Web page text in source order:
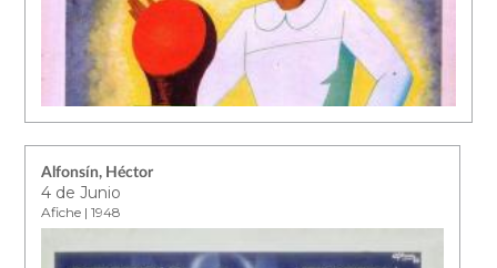
Alfonsín, Héctor
4 de Junio
Afiche | 1948